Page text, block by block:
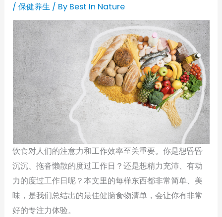
/保健养生 / By Best In Nature
饮食对人们的注意力和工作效率至关重要。你是想昏昏
沉沉、拖沓懒散的度过工作日？还是想精力充沛、有动
力的度过工作日呢？本文里的每样东西都非常简单、美
味，是我们总结出的最佳健脑食物清单，会让你有非常
好的专注力体验。